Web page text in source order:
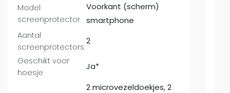
Model
screenprotector
Voorkant (scherm)
smartphone
Aantal
screenprotectors
2
Geschikt voor
hoesje
Ja*
2 microvezeldoekjes, 2